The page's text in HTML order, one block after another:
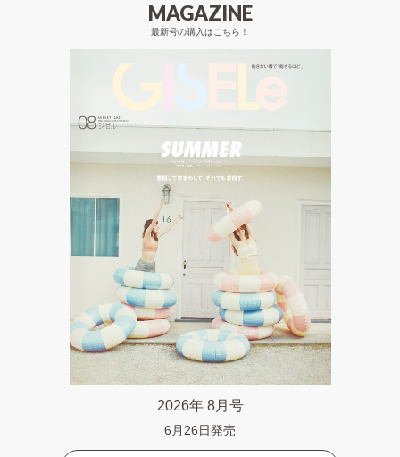
MAGAZINE
最新号の購入はこちら！
2026年 8月号
6月26日発売